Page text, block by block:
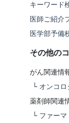
キーワード
医師ご紹介
医学部予備
その他の
がん関連情
└ オンコロ
薬剤師関連
└ ファーマ